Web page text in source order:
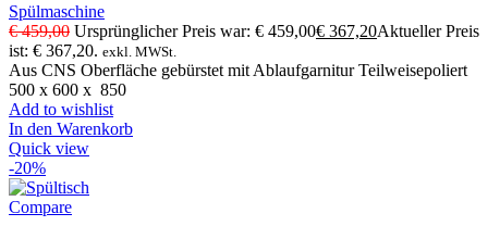
Spülmaschine
€459,00 Ursprünglicher Preis war: € 459,00€ 367,20Aktueller Preis
ist: € 367,20. exkl. MWSt.
Aus CNS Oberfläche gebürstet mit Ablaufgarnitur Teilweisepoliert
500 x 600 x 850
Add to wishlist
In den Warenkorb
Quick view
-20%
Compare